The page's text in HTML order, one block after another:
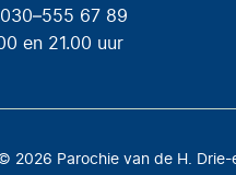
67 89
en 21.00 uur
2026 Parochie van de H. Drie-